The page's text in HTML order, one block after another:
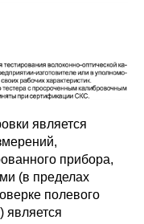
является
прибора,
(в пределах
полевого
является